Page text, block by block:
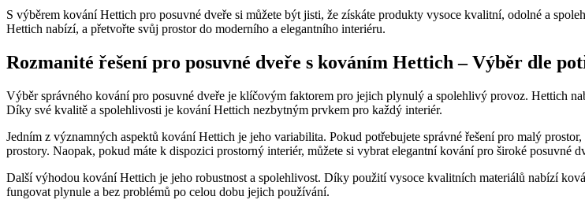
S výběrem kování Hettich pro posuvné dveře si můžete být jisti, že získáte produkty vysoce kvalitní, odolné a
Hettich nabízí, a přetvořte svůj prostor do moderního a elegantního interiéru.
Rozmanité řešení pro posuvné dveře s kováním Hettich – Výběr dle
Výběr správného kování pro posuvné dveře je klíčovým faktorem pro jejich plynulý a spolehlivý provoz. Hettich
Díky své kvalitě a spolehlivosti je kování Hettich nezbytným prvkem pro každý interiér.
Jedním z významných aspektů kování Hettich je jeho variabilita. Pokud potřebujete správné řešení pro malý
prostory. Naopak, pokud máte k dispozici prostorný interiér, můžete si vybrat elegantní kování pro široké posuvné
Další výhodou kování Hettich je jeho robustnost a spolehlivost. Díky použití vysoce kvalitních materiálů nabízí
fungovat plynule a bez problémů po celou dobu jejich používání.